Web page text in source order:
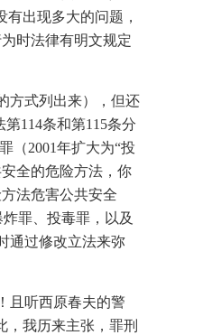
出现多大的问题，
时法律有明文规定
方式列出来），但还
114条和第115条分
（2001年扩大为“投
全的危险方法，你
法危害公共安全
罪、投毒罪，以及
通过修改立法来弥
且听西原春夫的警
我历来主张，罪刑